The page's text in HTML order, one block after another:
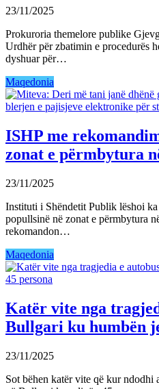
23/11/2025
Prokuroria themelore publike
Urdhër për zbatimin e procedurës
dyshuar për…
Maqedonia
ISHP me
zonat e përmbytura
23/11/2025
Instituti i Shëndetit Publik lëshoi
popullsinë në zonat e përmbytura
rekomandon…
Maqedonia
Katër vite nga
Bullgari ku humbën
23/11/2025
Sot bëhen katër vite që kur ndodhi